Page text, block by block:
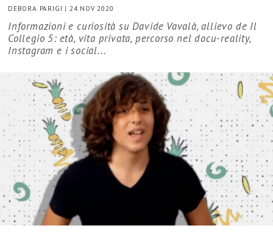
DEBORA PARIGI | 24 NOV 2020
Informazioni e curiosità su Davide Vavalà, allievo de Il
Collegio 5: età, vita privata, percorso nel docu-reality,
Instagram e i social...